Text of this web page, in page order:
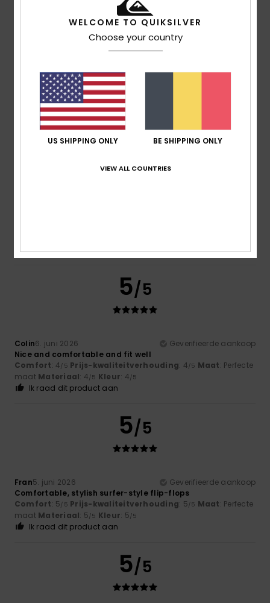
4/5
comfort and colours
Comfort: 4/5 Prijs-kwaliteitverhouding
Materiaal: 4/5 Kleur: 5
Ik raad dit product aan
5
Ik raad dit product aan
5/5
Colin6. juni 2026
Geverifieerde aankoop
Nice and comfortable and fit well
Comfort: 4/5 Prijs-kwaliteitverhouding: 4/5 Maat: Perfecte
maat Materiaal: 4/5 Kleur: 4/5
Ik raad dit product aan
5/5
Fran5. juni 2026
Geverifieerde aankoop
Comfortable, stylish surfer-style flip-flops
Comfort: 5/5 Prijs-kwaliteitverhouding: 5/5 Maat: Perfecte
maat Materiaal: 5/5 Kleur: 5/5
Ik raad dit product aan
5/5
WELCOME TO QUIKSILVER
Choose your country
US SHIPPING ONLY BE SHIPPING ONLY
VIEW ALL COUNTRIES